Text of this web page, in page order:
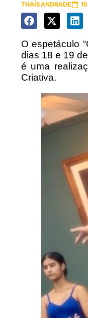
THAÍS ANDRADE
O espetáculo
dias 18 e 19
é uma
Criativa.